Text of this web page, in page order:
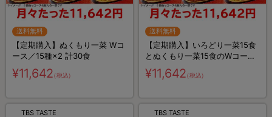
送料無料
【定期購入】ぬくもり一菜 Wコ
ース／15種×2 計30食
¥11,642（税込）
送料無料
【定期購入】いろどり一菜15食
とぬくもり一菜15食のWコース
／計30食
¥11,642（税込）
TBS TASTE TBS TASTE